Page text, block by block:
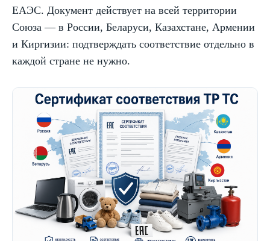
ЕАЭС. Документ действует на всей территории
Союза — в России, Беларуси, Казахстане, Армении
и Киргизии: подтверждать соответствие отдельно в
каждой стране не нужно.